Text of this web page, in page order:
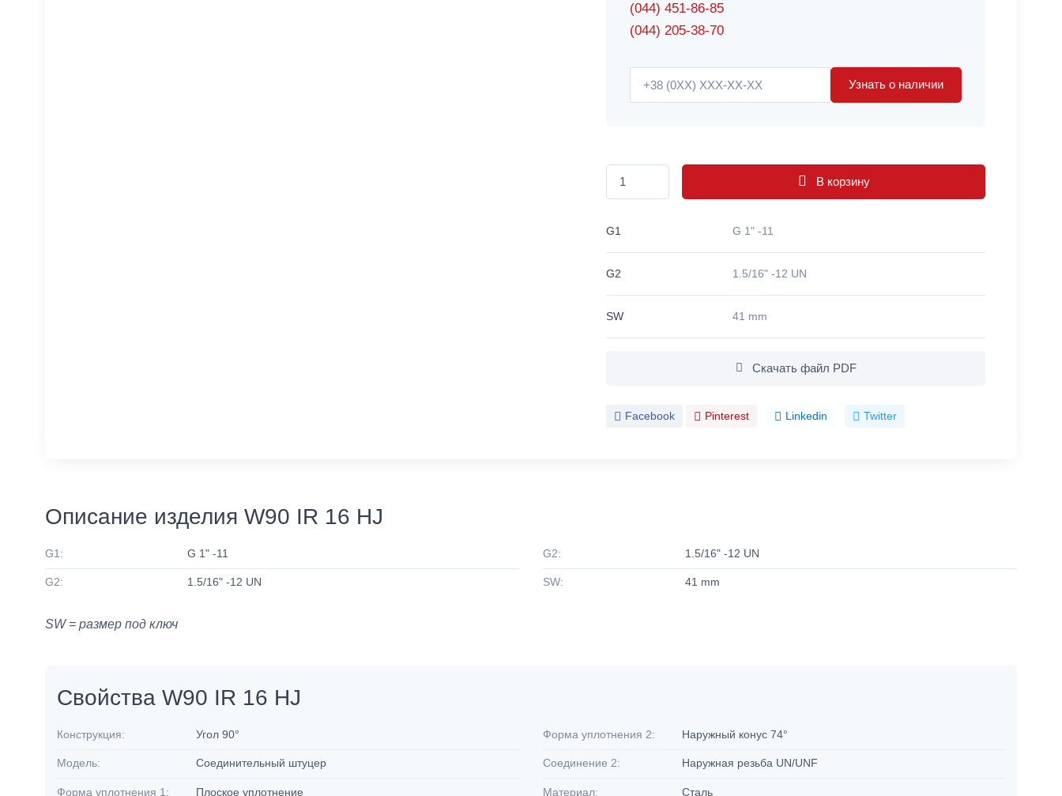
(044) 451-86-85
(044) 205-38-70
Узнать о наличии
В корзину
G1 G 1" -11
G2 1.5/16" -12 UN
SW 41 mm
Скачать файл PDF
Facebook Pinterest Linkedin Twitter
Описание изделия W90 IR 16 HJ
G1: G 1" -11
G2: 1.5/16" -12 UN
G2: 1.5/16" -12 UN
SW: 41 mm
SW = размер под ключ
Свойства W90 IR 16 HJ
Конструкция: Угол 90°
Модель: Соединительный штуцер
Форма уплотнения 1: Плоское уплотнение
Форма уплотнения 2: Наружный конус 74°
Соединение 2: Наружная резьба UN/UNF
Материал: Сталь